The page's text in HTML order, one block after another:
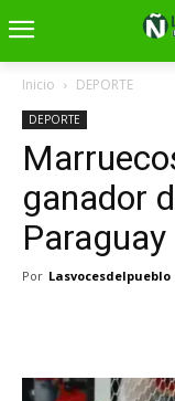
Inicio DEPORTE
DEPORTE
ganador
Paraguay
Por Lasvocesdelpueblo